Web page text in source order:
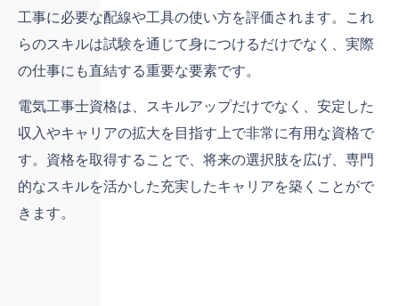
工事に必要な配線や工具の使い方を評価されます。これ
らのスキルは試験を通じて身につけるだけでなく、実際
の仕事にも直結する重要な要素です。
電気工事士資格は、スキルアップだけでなく、安定した
収入やキャリアの拡大を目指す上で非常に有用な資格で
す。資格を取得することで、将来の選択肢を広げ、専門
的なスキルを活かした充実したキャリアを築くことがで
きます。